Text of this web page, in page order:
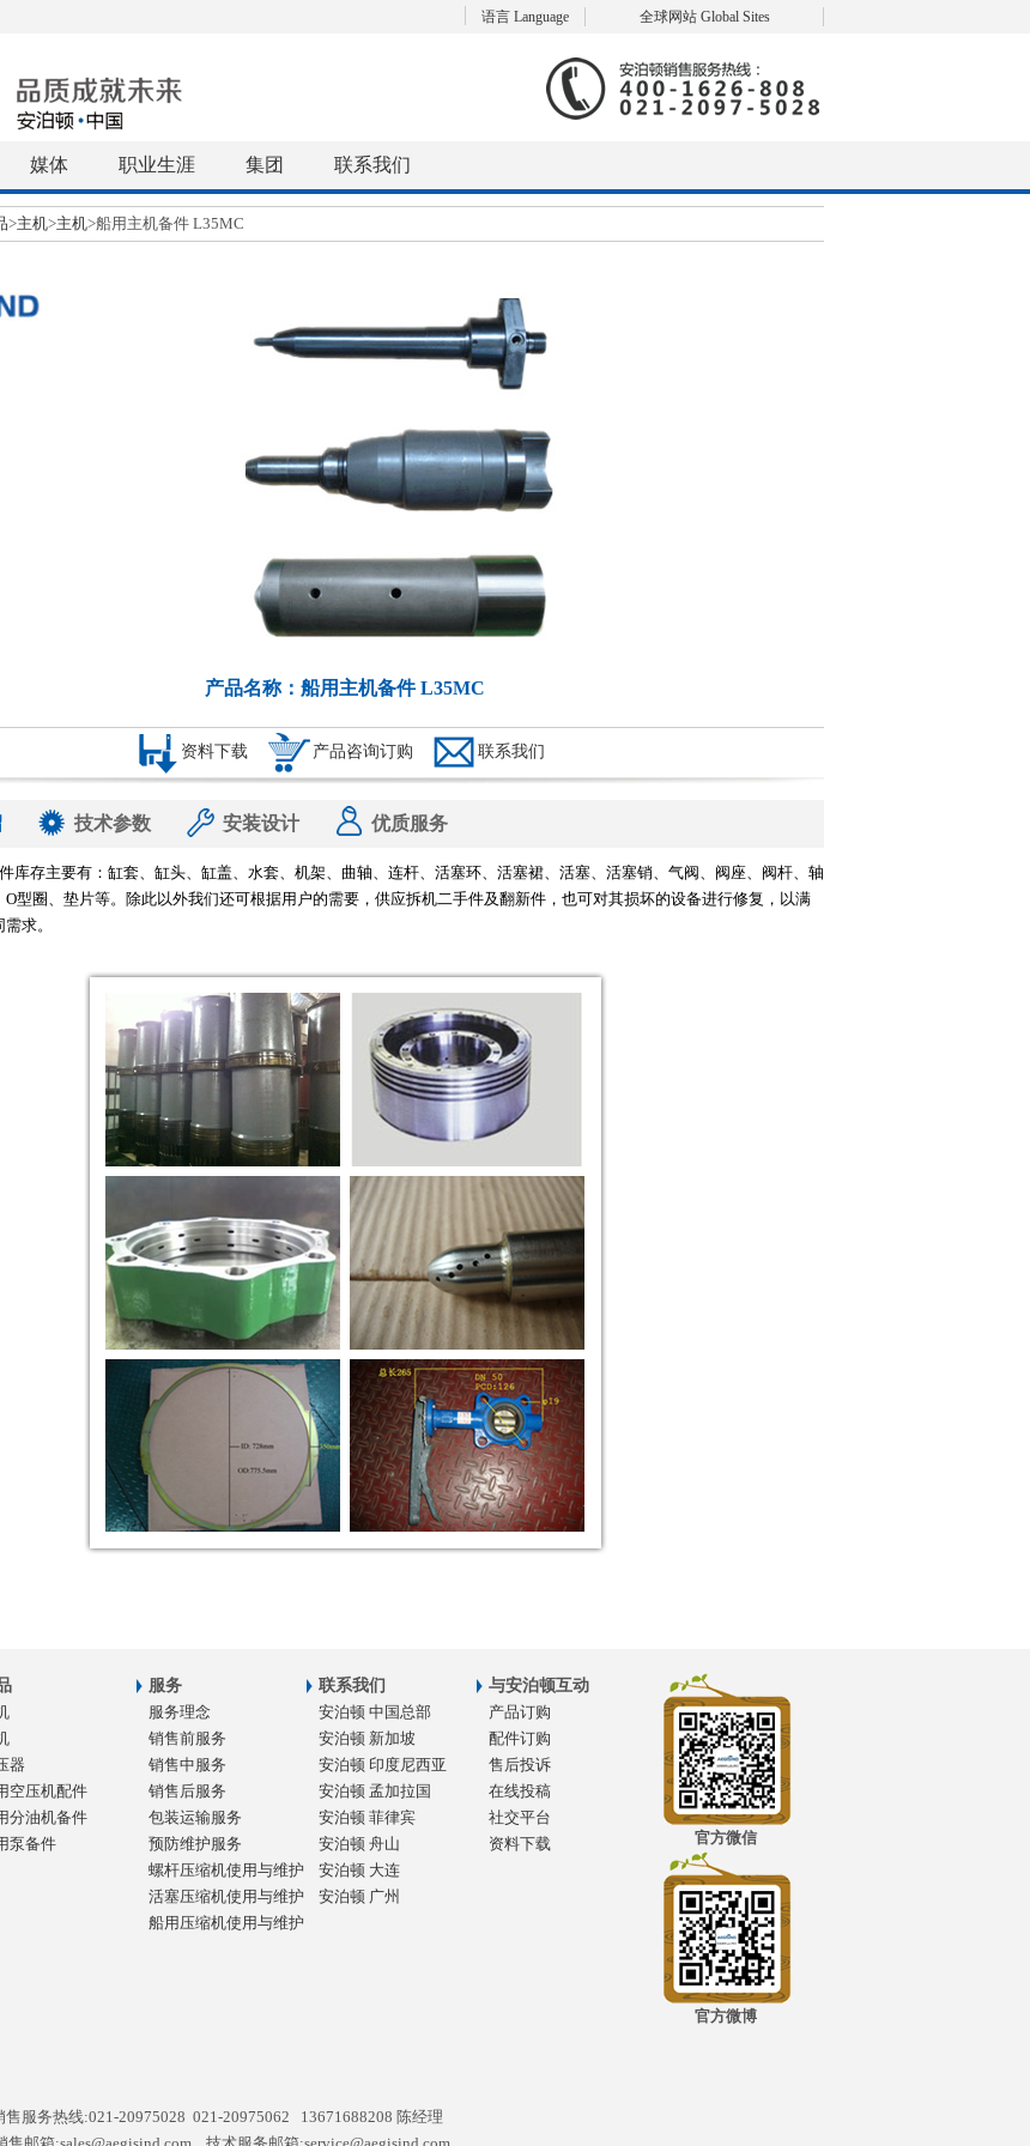
语言 Language 全球网站 Global Sites
媒体 职业生涯 集团 联系我们
>主机>主机>船用主机备件 L35MC
产品名称：船用主机备件 L35MC
资料下载 产品咨询订购 联系我们
技术参数 安装设计 优质服务
库存主要有：缸套、缸头、缸盖、水套、机架、曲轴、连杆、活塞环、活塞裙、活塞、活塞销、气阀、阀座、阀杆、轴
型圈、垫片等。除此以外我们还可根据用户的需要，供应拆机二手件及翻新件，也可对其损坏的设备进行修复，以满
求。
器
空压机配件
分油机备件
泵备件
服务
服务理念
销售前服务
销售中服务
销售后服务
包装运输服务
预防维护服务
螺杆压缩机使用与维护
活塞压缩机使用与维护
船用压缩机使用与维护
联系我们
安泊顿 中国总部
安泊顿 新加坡
安泊顿 印度尼西亚
安泊顿 孟加拉国
安泊顿 菲律宾
安泊顿 舟山
安泊顿 大连
安泊顿 广州
与安泊顿互动
产品订购
配件订购
售后投诉
在线投稿
社交平台
资料下载
官方微信
官方微博
售服务热线:021-20975028 021-20975062 13671688208 陈经理